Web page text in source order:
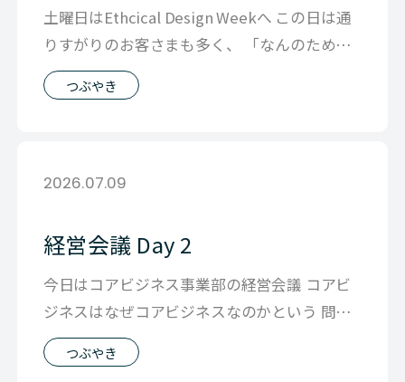
土曜日はEthcical Design Weekへ この日は通
りすがりのお客さまも多く、 「なんのために
やってるの？」
つぶやき
2026.07.09
経営会議 Day 2
今日はコアビジネス事業部の経営会議 コアビ
ジネスはなぜコアビジネスなのかという 問い
からセッションはスタートでした。 も
つぶやき